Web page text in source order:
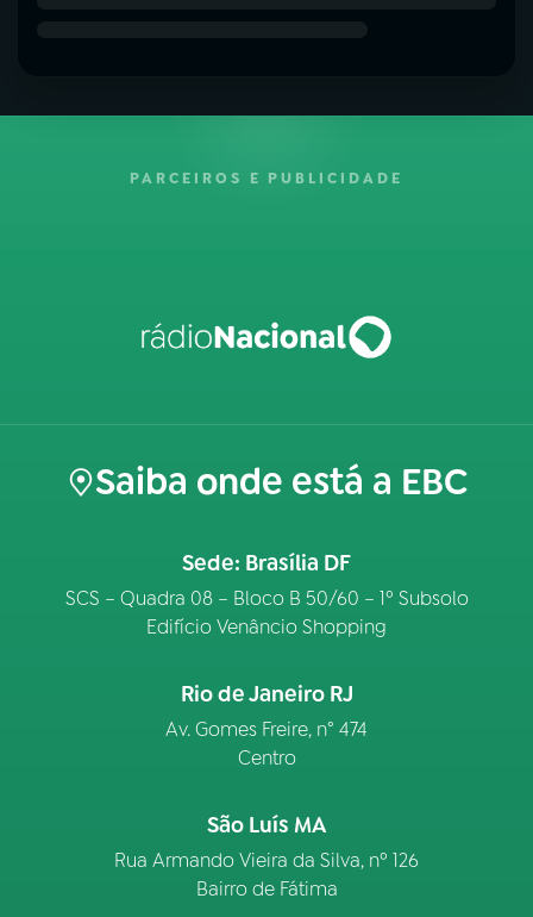
PARCEIROS E PUBLICIDADE
Saiba onde está a EBC
Sede: Brasília DF
SCS – Quadra 08 – Bloco B 50/60 – 1º Subsolo
Edifício Venâncio Shopping
Rio de Janeiro RJ
Av. Gomes Freire, n° 474
Centro
São Luís MA
Rua Armando Vieira da Silva, nº 126
Bairro de Fátima